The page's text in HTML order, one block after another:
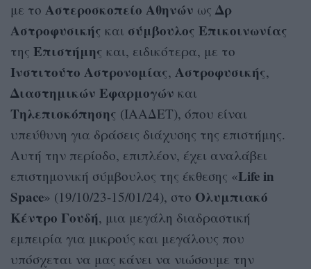
με το Αστεροσκοπείο Αθηνών ως Δρ
Αστροφυσικής και σύμβουλος Επικοινωνίας
της Επιστήμης και, ειδικότερα, με το
Ινστιτούτο Αστρονομίας, Αστροφυσικής,
Διαστημικών Εφαρμογών και
Τηλεπισκόπησης (ΙΑΑΔΕΤ), όπου είναι
υπεύθυνη για δράσεις διάχυσης της επιστήμης.
Αυτή την περίοδο, επιπλέον, έχει αναλάβει
επιστημονική σύμβουλος της έκθεσης «Life in
Space» (19/10/23-15/01/24), στο Ολυμπιακό
Κέντρο Γουδή, μια μεγάλη διαδραστική
εμπειρία για μικρούς και μεγάλους που
υπόσχεται να μας κάνει να νιώσουμε την